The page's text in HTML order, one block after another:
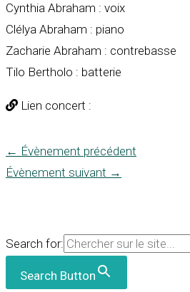
Cynthia Abraham : voix
Clélya Abraham : piano
Zacharie Abraham : contrebasse
Tilo Bertholo : batterie
Lien concert :
← Évènement précédent
Évènement suivant →
Search for:
Search Button